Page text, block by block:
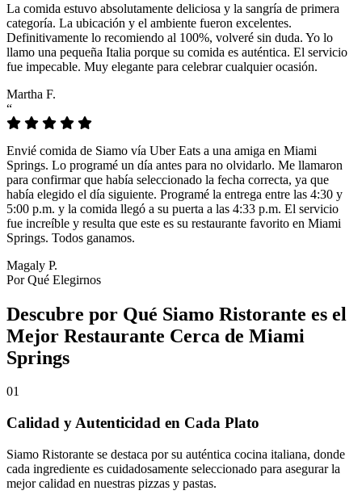
La comida estuvo absolutamente deliciosa y la sangría de primera
categoría. La ubicación y el ambiente fueron excelentes.
Definitivamente lo recomiendo al 100%, volveré sin duda. Yo lo
llamo una pequeña Italia porque su comida es auténtica. El servicio
fue impecable. Muy elegante para celebrar cualquier ocasión.
Martha F.
“
Envié comida de Siamo vía Uber Eats a una amiga en Miami
Springs. Lo programé un día antes para no olvidarlo. Me llamaron
para confirmar que había seleccionado la fecha correcta, ya que
había elegido el día siguiente. Programé la entrega entre las 4:30 y
5:00 p.m. y la comida llegó a su puerta a las 4:33 p.m. El servicio
fue increíble y resulta que este es su restaurante favorito en Miami
Springs. Todos ganamos.
Magaly P.
Por Qué Elegirnos
Descubre por Qué Siamo Ristorante es el
Mejor Restaurante Cerca de Miami
Springs
01
Calidad y Autenticidad en Cada Plato
Siamo Ristorante se destaca por su auténtica cocina italiana, donde
cada ingrediente es cuidadosamente seleccionado para asegurar la
mejor calidad en nuestras pizzas y pastas.